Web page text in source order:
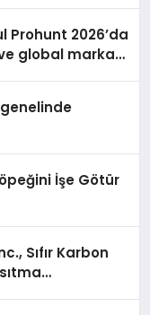
Prohunt 2026’da
global marka
İşe Götür
Sıfır Karbon